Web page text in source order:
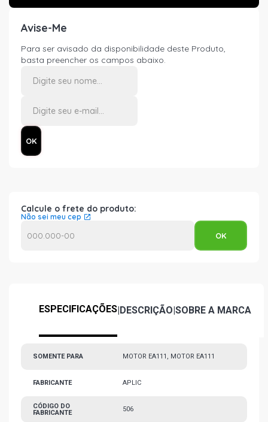
Avise-Me
Para ser avisado da disponibilidade deste Produto,
basta preencher os campos abaixo.
Calcule o frete do produto:
Não sei meu cep
ESPECIFICAÇÕES|DESCRIÇÃO|SOBRE A MARCA
SOMENTE PARA MOTOR EA111, MOTOR EA111
FABRICANTE APLIC
CÓDIGO DO
FABRICANTE
506